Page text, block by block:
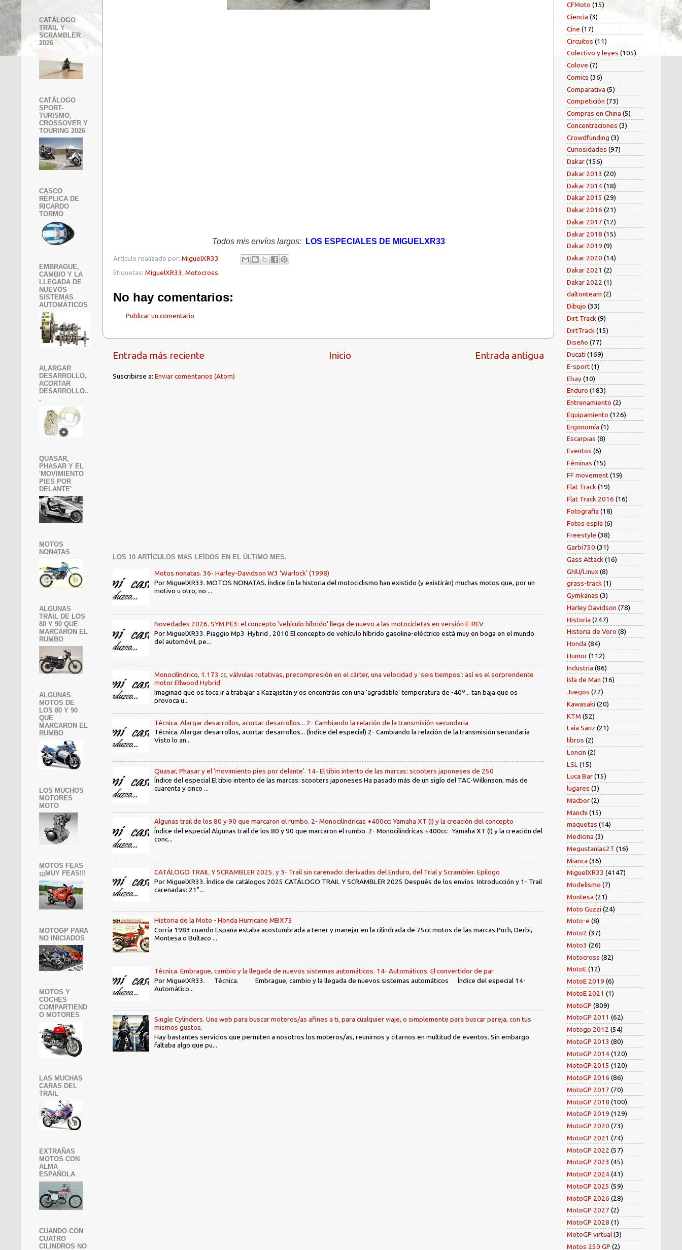
Todos mis envíos largos: LOS ESPECIALES DE MIGUELXR33
Artículo realizado por: MiguelXR33
Etiquetas: MiguelXR33, Motocross
No hay comentarios:
Publicar un comentario
Entrada más reciente Entrada antigua
Inicio
Suscribirse a: Enviar comentarios (Atom)
LOS 10 ARTÍCULOS MAS LEÍDOS EN EL ÚLTIMO MES.
Motos nonatas. 36- Harley-Davidson W3 'Warlock' (1998)
Por MiguelXR33. MOTOS NONATAS. Índice En la historia del motociclismo han existido (y existirán) muchas motos que, por un
motivo u otro, no ...
Novedades 2026. SYM PE3: el concepto 'vehículo híbrido' llega de nuevo a las motocicletas en versión E-REV
Por MiguelXR33. Piaggio Mp3 Hybrid , 2010 El concepto de vehículo híbrido gasolina-eléctrico está muy en boga en el mundo
del automóvil, pe...
Monocilíndrico, 1.173 cc, válvulas rotativas, precompresión en el cárter, una velocidad y 'seis tiempos': así es el sorprendente
motor Ellwood Hybrid
Imaginad que os toca ir a trabajar a Kazajistán y os encontráis con una 'agradable' temperatura de -40º... tan baja que os
provoca u...
Técnica. Alargar desarrollos, acortar desarrollos... 2- Cambiando la relación de la transmisión secundaria
Técnica. Alargar desarrollos, acortar desarrollos... (Índice del especial) 2- Cambiando la relación de la transmisión secundaria
Visto lo an...
Quasar, Phasar y el 'movimiento pies por delante'. 14- El tibio intento de las marcas: scooters japoneses de 250
Índice del especial El tibio intento de las marcas: scooters japoneses Ha pasado más de un siglo del TAC-Wilkinson, más de
cuarenta y cinco ...
Algunas trail de los 80 y 90 que marcaron el rumbo. 2- Monocilíndricas +400cc: Yamaha XT (I) y la creación del concepto
Índice del especial Algunas trail de los 80 y 90 que marcaron el rumbo. 2- Monocilíndricas +400cc: Yamaha XT (I) y la creación del
conc...
CATÁLOGO TRAIL Y SCRAMBLER 2025. y 3- Trail sin carenado: derivadas del Enduro, del Trial y Scrambler. Epílogo
Por MiguelXR33. Índice de catálogos 2025 CATÁLOGO TRAIL Y SCRAMBLER 2025 Después de los envíos Introducción y 1- Trail
carenadas: 21"...
Historia de la Moto - Honda Hurricane MBX75
Corría 1983 cuando España estaba acostumbrada a tener y manejar en la cilindrada de 75cc motos de las marcas Puch, Derbi,
Montesa o Bultaco ...
Técnica. Embrague, cambio y la llegada de nuevos sistemas automáticos. 14- Automáticos: El convertidor de par
Por MiguelXR33. Técnica. Embrague, cambio y la llegada de nuevos sistemas automáticos Índice del especial 14-
Automático...
Single Cylinders. Una web para buscar moteros/as afines a ti, para cualquier viaje, o simplemente para buscar pareja, con tus
mismos gustos.
Hay bastantes servicios que permiten a nosotros los moteros/as, reunirnos y citarnos en multitud de eventos. Sin embargo
faltaba algo que pu...
CATÁLOGO
TRAIL Y
SCRAMBLER
2026
CATÁLOGO
SPORT-
TURISMO,
CROSSOVER Y
TOURING 2026
CASCO
RÉPLICA DE
RICARDO
TORMO
EMBRAGUE,
CAMBIO Y LA
LLEGADA DE
NUEVOS
SISTEMAS
AUTOMÁTICOS
ALARGAR
DESARROLLO,
ACORTAR
DESARROLLO..
.
QUASAR,
PHASAR Y EL
'MOVIMIENTO
PIES POR
DELANTE'
MOTOS
NONATAS
ALGUNAS
TRAIL DE LOS
80 Y 90 QUE
MARCARON EL
RUMBO
ALGUNAS
MOTOS DE
LOS 80 Y 90
QUE
MARCARON EL
RUMBO
LOS MUCHOS
MOTORES
MOTO
MOTOS FEAS
¡¡¡MUY FEAS!!!
MOTOGP PARA
NO INICIADOS
MOTOS Y
COCHES
COMPARTIEND
O MOTORES
LAS MUCHAS
CARAS DEL
TRAIL
EXTRAÑAS
MOTOS CON
ALMA
ESPAÑOLA
CUANDO CON
CUATRO
CILINDROS NO
CFMoto (15)
Ciencia (3)
Cine (17)
Circuitos (11)
Colectivo y leyes (105)
Colove (7)
Comics (36)
Comparativa (5)
Competición (73)
Compras en China (5)
Concentraciones (3)
Crowdfunding (3)
Curiosidades (97)
Dakar(156)
Dakar 2013 (20)
Dakar 2014(18)
Dakar 2015 (29)
Dakar 2016 (21)
Dakar 2017 (12)
Dakar 2018 (15)
Dakar 2019 (9)
Dakar 2020 (14)
Dakar 2021 (2)
Dakar 2022 (1)
daltonteam (2)
Dibujo (33)
Dirt Track (9)
DirtTrack (15)
Diseño (77)
Ducati (169)
E-sport(1)
Ebay(10)
Enduro (183)
Entrenamiento (2)
Equipamiento (126)
Ergonomía (1)
Escarpias (8)
Eventos (6)
Féminas (15)
FF movement(19)
Flat Track(19)
Flat Track 2016 (16)
Fotografía (18)
Fotos espía (6)
Freestyle (38)
Garbí750 (31)
Gass Attack (16)
GNU/Linux(8)
grass-track(1)
Gymkanas (3)
Harley Davidson (78)
Historia (247)
Historia de Voro (8)
Honda (84)
Humor(112)
Industria (86)
Isla de Man (16)
Juegos (22)
Kawasaki (20)
KTM (52)
Laia Sanz (21)
libros (2)
Loncin (2)
LSL (15)
Luca Bar(15)
lugares (3)
Macbor(2)
Manchi (15)
maquetas (14)
Medicina (3)
Megustanlas2T (16)
Mianca (36)
MiguelXR33 (4147)
Modelismo (7)
Montesa (21)
Moto Guzzi (24)
Moto-e (8)
Moto2 (37)
Moto3 (26)
Motocross (82)
MotoE(12)
MotoE 2019 (6)
MotoE 2021 (1)
MotoGP (809)
MotoGP 2011 (62)
Motogp 2012 (54)
MotoGP 2013 (80)
MotoGP 2014(120)
MotoGP 2015 (120)
MotoGP 2016 (86)
MotoGP 2017 (70)
MotoGP 2018 (100)
MotoGP 2019 (129)
MotoGP 2020 (73)
MotoGP 2021 (74)
MotoGP 2022 (57)
MotoGP 2023 (45)
MotoGP 2024(41)
MotoGP 2025 (59)
MotoGP 2026 (28)
MotoGP 2027 (2)
MotoGP 2028 (1)
MotoGP virtual(3)
Motos 250 GP (2)